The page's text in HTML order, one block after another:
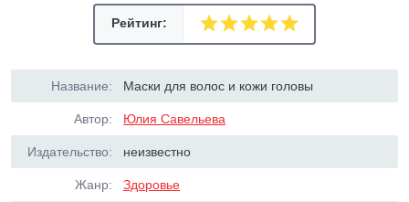
Рейтинг:
Название: Маски для волос и кожи головы
Автор: Юлия Савельева
Издательство: неизвестно
Жанр: Здоровье